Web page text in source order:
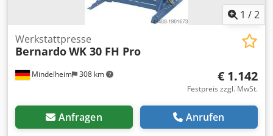
1 /2
Mindelheim 308 km
Werkstattpresse
BernardoWK 30 FH Pro
€ 1.142
Festpreis zzgl. MwSt.
Anfragen Anrufen